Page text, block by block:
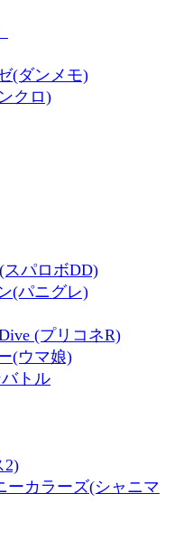
(ダンメモ)
クロ)
パロボDD)
(パニグレ)
(プリコネR)
(ウマ娘)
トル
2)
ーカラーズ(シャニマ